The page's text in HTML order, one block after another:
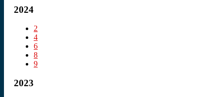
2024
2
4
6
8
9
2023